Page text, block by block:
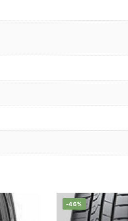
-46%